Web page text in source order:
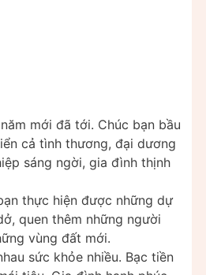
mới đã tới. Chúc bạn bầu
cả tình thương, đại dương
sáng ngời, gia đình thịnh
thực hiện được những dự
quen thêm những người
vùng đất mới.
sức khỏe nhiều. Bạc tiền